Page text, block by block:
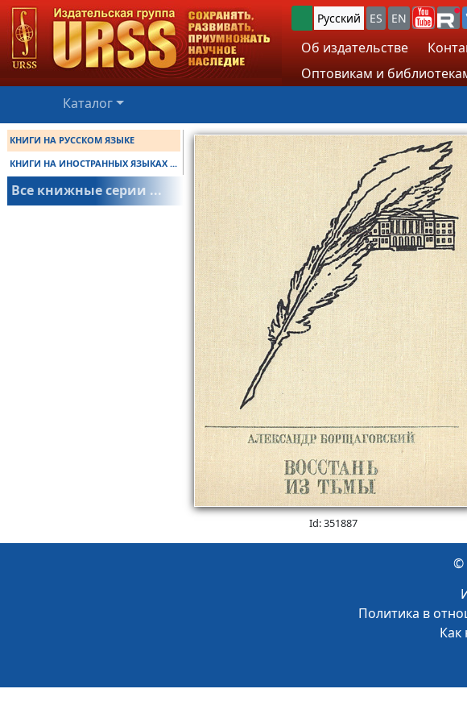
Русский ES EN
Об издательстве
Оптовикам и
Каталог
КНИГИ НА РУССКОМ ЯЗЫКЕ
КНИГИ НА ИНОСТРАННЫХ ЯЗЫКАХ ...
Все книжные серии ...
Id: 351887
©
Политика в
Как